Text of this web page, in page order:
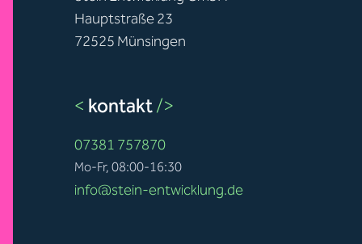
Hauptstraße 23
72525 Münsingen
<kontakt/>
07381 757870
Mo-Fr, 08:00-16:30
info@stein-entwicklung.de